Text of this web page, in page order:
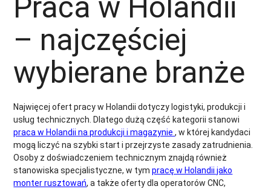
Praca w Holandii
– najczęściej
wybierane branże
Najwięcej ofert pracy w Holandii dotyczy logistyki, produkcji i
usług technicznych. Dlatego dużą część kategorii stanowi
praca w Holandii na produkcji i magazynie, w której kandydaci
mogą liczyć na szybki start i przejrzyste zasady zatrudnienia.
Osoby z doświadczeniem technicznym znajdą również
stanowiska specjalistyczne, w tympracę w Holandii jako
monter rusztowań, a także oferty dla operatorów CNC,